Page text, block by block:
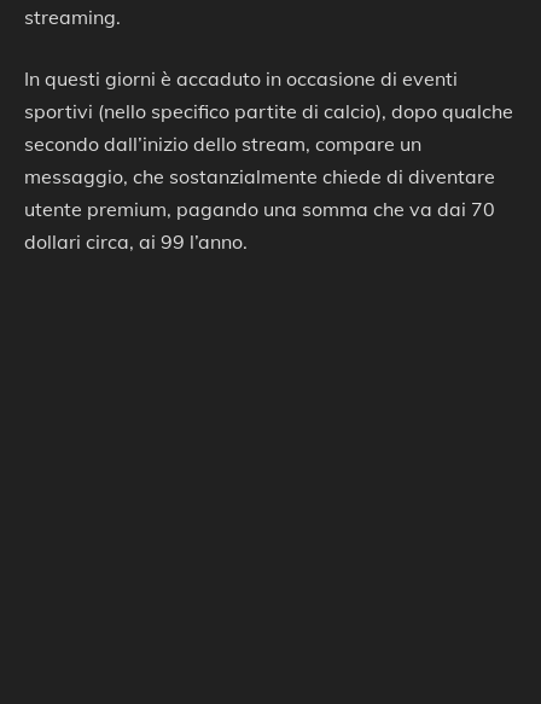
streaming.
In questi giorni è accaduto in occasione di eventi
sportivi (nello specifico partite di calcio), dopo qualche
secondo dall’inizio dello stream, compare un
messaggio, che sostanzialmente chiede di diventare
utente premium, pagando una somma che va dai 70
dollari circa, ai 99 l’anno.